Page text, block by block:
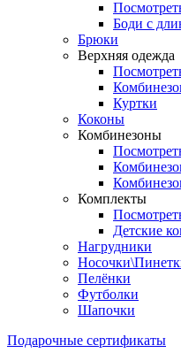
Боди с
Брюки
Верхняя одежда
Куртки
Коконы
Комбинезоны
Комплекты
Детские
Нагрудники
Пелёнки
Футболки
Шапочки
Подарочные сертификаты